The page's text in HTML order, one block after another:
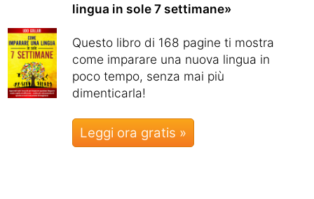
lingua in sole 7 settimane»
Questo libro di 168 pagine ti mostra
come imparare una nuova lingua in
poco tempo, senza mai più
dimenticarla!
Leggi ora gratis »